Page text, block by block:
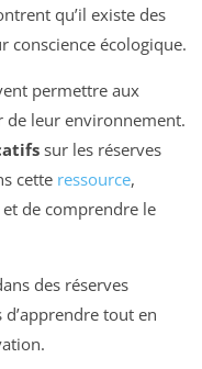
qu’il existe des
conscience écologique.
permettre aux
de leur environnement.
sur les réserves
cette ressource,
de comprendre le
des réserves
tout en